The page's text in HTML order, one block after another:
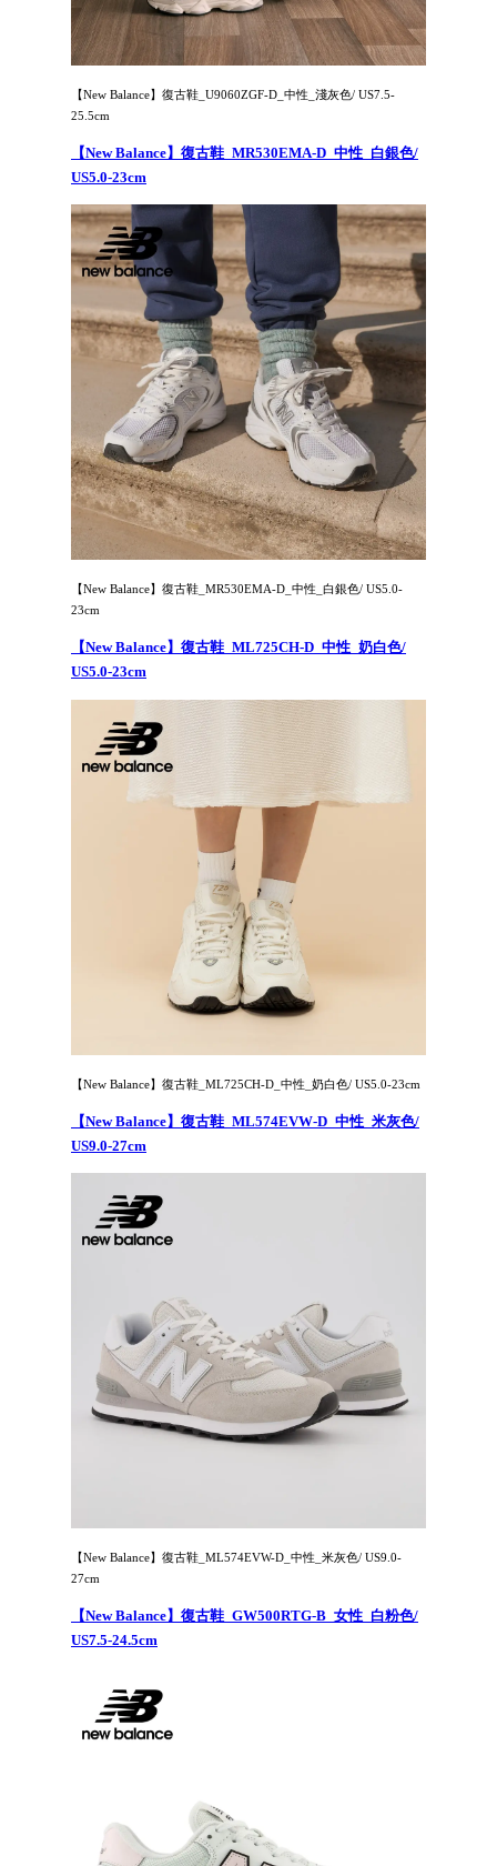
【New Balance】復古鞋_U9060ZGF-D_中性_淺灰色/ US7.5-
25.5cm
【New Balance】復古鞋_MR530EMA-D_中性_白銀色/
US5.0-23cm
【New Balance】復古鞋_MR530EMA-D_中性_白銀色/ US5.0-
23cm
【New Balance】復古鞋_ML725CH-D_中性_奶白色/
US5.0-23cm
【New Balance】復古鞋_ML725CH-D_中性_奶白色/ US5.0-23cm
【New Balance】復古鞋_ML574EVW-D_中性_米灰色/
US9.0-27cm
【New Balance】復古鞋_ML574EVW-D_中性_米灰色/ US9.0-
27cm
【New Balance】復古鞋_GW500RTG-B_女性_白粉色/
US7.5-24.5cm